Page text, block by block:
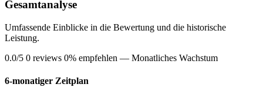
Gesamtanalyse
Umfassende Einblicke in die Bewertung und die historische
Leistung.
0.0/5 0 reviews 0% empfehlen — Monatliches Wachstum
6-monatiger Zeitplan